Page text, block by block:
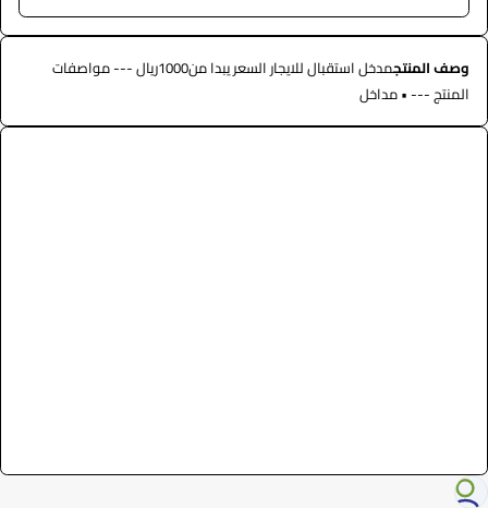
وصف المنتج
مدخل استقبال للايجار السعر يبدا من1000ريال --- مواصفات
المنتج --- • مداخل